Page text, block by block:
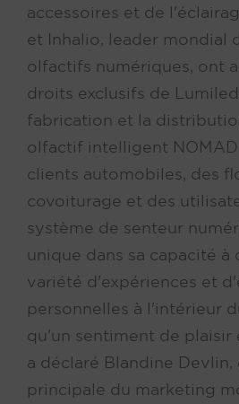
accessoires et de
et Inhalio, leader mondial
olfactifs numériques, ont
droits exclusifs de
fabrication et la
olfactif intelligent NOMAD
clients automobiles, des
covoiturage et des
système de senteur
unique dans sa capacité à
variété d'expériences et
personnelles à l'intérieur
qu'un sentiment de plaisir
a déclaré Blandine
principale du marketing